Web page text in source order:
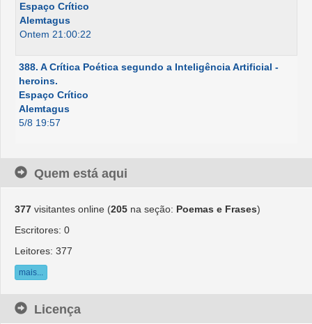
Espaço Crítico
Alemtagus
Ontem 21:00:22
388. A Crítica Poética segundo a Inteligência Artificial -
heroins.
Espaço Crítico
Alemtagus
5/8 19:57
Quem está aqui
377 visitantes online (205 na seção: Poemas e Frases)
Escritores: 0
Leitores: 377
mais...
Licença